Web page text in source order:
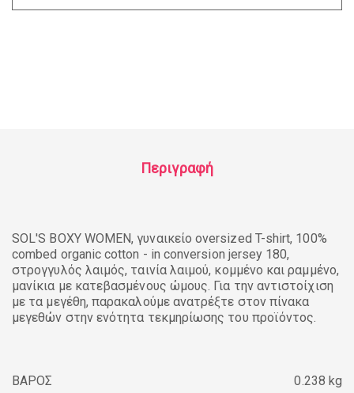
Περιγραφή
SOL'S BOXY WOMEN, γυναικείο oversized T-shirt, 100%
combed organic cotton - in conversion jersey 180,
στρογγυλός λαιμός, ταινία λαιμού, κομμένο και ραμμένο,
μανίκια με κατεβασμένους ώμους. Για την αντιστοίχιση
με τα μεγέθη, παρακαλούμε ανατρέξτε στον πίνακα
μεγεθών στην ενότητα τεκμηρίωσης του προϊόντος.
ΒΑΡΟΣ 0.238 kg